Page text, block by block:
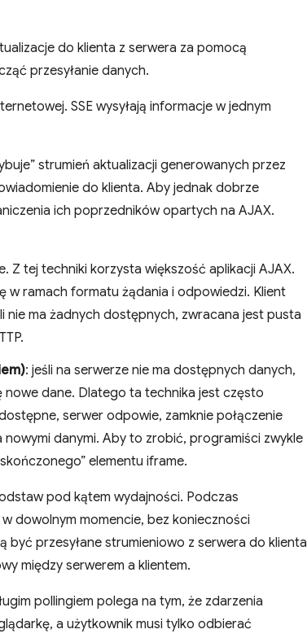
do klienta z serwera za pomocą
przesyłanie danych.
SSE wysyłają informacje w jednym
strumień aktualizacji generowanych przez
do klienta. Aby jednak dobrze
ich poprzedników opartych na AJAX.
Z tej techniki korzysta większość aplikacji AJAX.
w ramach formatu żądania i odpowiedzi. Klient
nie ma żadnych dostępnych, zwracana jest pusta
: jeśli na serwerze nie ma dostępnych danych,
dane. Dlatego ta technika jest często
serwer odpowie, zamknie połączenie
danymi. Aby to zrobić, programiści zwykle
elementu iframe.
pod kątem wydajności. Podczas
dowolnym momencie, bez konieczności
być przesyłane strumieniowo z serwera do klienta
między serwerem a klientem.
pollingiem polega na tym, że zdarzenia
a użytkownik musi tylko odbierać